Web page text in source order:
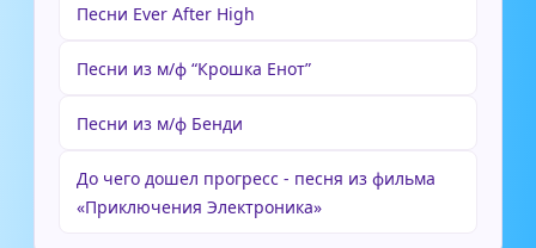
Песни Ever After High
Песни из м/ф “Крошка Енот”
Песни из м/ф Бенди
До чего дошел прогресс - песня из фильма
«Приключения Электроника»